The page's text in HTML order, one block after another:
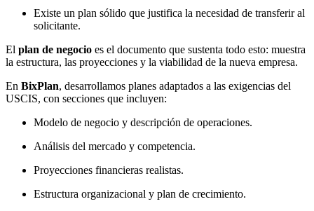
Existe un plan sólido que justifica la necesidad de transferir al
solicitante.
El plan de negocio es el documento que sustenta todo esto: muestra
la estructura, las proyecciones y la viabilidad de la nueva empresa.
En BixPlan, desarrollamos planes adaptados a las exigencias del
USCIS, con secciones que incluyen:
Modelo de negocio y descripción de operaciones.
Análisis del mercado y competencia.
Proyecciones financieras realistas.
Estructura organizacional y plan de crecimiento.